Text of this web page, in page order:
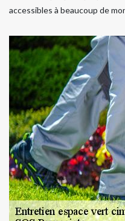
accessibles à beaucoup de